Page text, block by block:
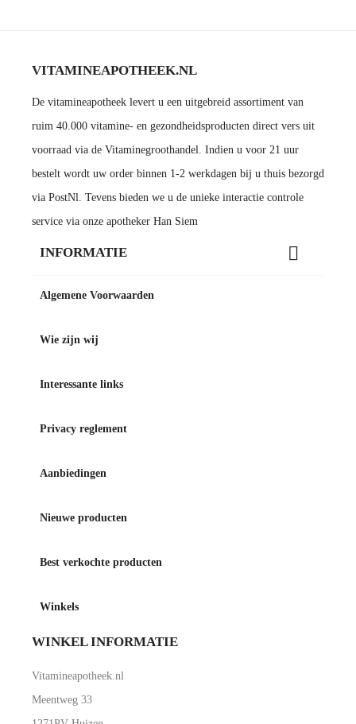
VITAMINEAPOTHEEK.NL
De vitamineapotheek levert u een uitgebreid assortiment van
ruim 40.000 vitamine- en gezondheidsproducten direct vers uit
voorraad via de Vitaminegroothandel. Indien u voor 21 uur
bestelt wordt uw order binnen 1-2 werkdagen bij u thuis bezorgd
via PostNl. Tevens bieden we u de unieke interactie controle
service via onze apotheker Han Siem
INFORMATIE 
Algemene Voorwaarden
Wie zijn wij
Interessante links
Privacy reglement
Aanbiedingen
Nieuwe producten
Best verkochte producten
Winkels
WINKEL INFORMATIE
Vitamineapotheek.nl
Meentweg 33